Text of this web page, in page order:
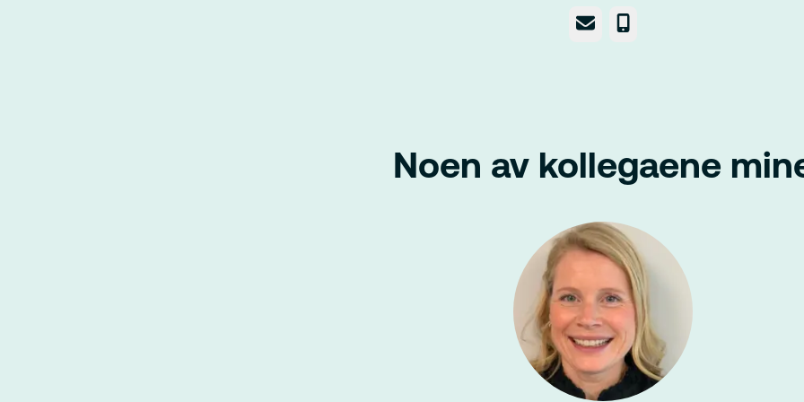
E-post Telefonnummer
Noen av kollegaene